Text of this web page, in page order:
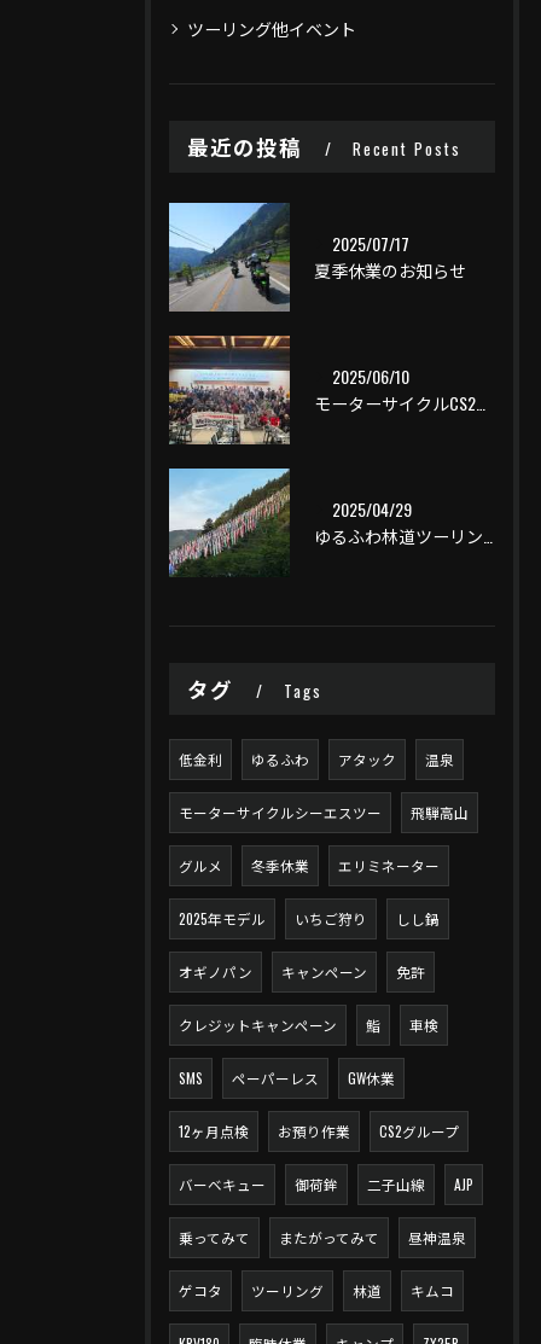
ツーリング他イベント
最近の投稿 Recent Posts
2025/07/17
夏季休業のお知らせ
2025/06/10
2025/04/29
タグ Tags
低金利 ゆるふわ アタック 温泉
モーターサイクルシーエスツー 飛騨高山
グルメ 冬季休業 エリミネーター
2025年モデル いちご狩り しし鍋
オギノパン キャンペーン 免許
クレジットキャンペーン 鮨 車検
SMS ペーパーレス GW休業
12ヶ月点検 お預り作業 CS2グループ
バーベキュー 御荷鉾 二子山線 AJP
乗ってみて またがってみて 昼神温泉
ゲコタ ツーリング 林道 キムコ